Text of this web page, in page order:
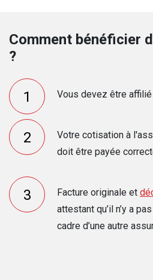
Comment bénéficier
?
Vous devez être
Votre cotisation à
doit être payée
Facture originale et
attestant qu’il n’y a
cadre d’une autre